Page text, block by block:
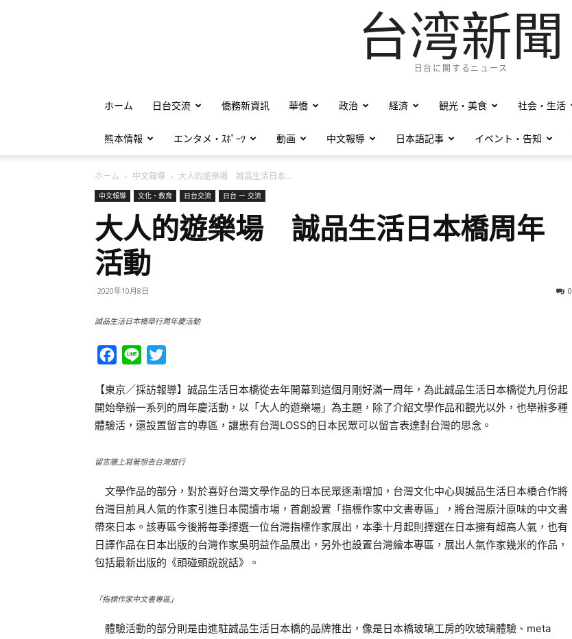
台湾新聞
日台に関するニュース
ホーム 日台交流 僑務新資訊 華僑 政治 経済 観光・美食 社会・生活
熊本情報 エンタメ・ｽﾎﾟｰﾂ 動画 中文報導 日本語記事 イベント・告知
ホーム 中文報導 大人的遊樂場 誠品生活日本...
中文報導 文化・教育 日台交流 日台 ー 交流
大人的遊樂場 誠品生活日本橋周年
活動
2020年10月8日 0
誠品生活日本橋舉行周年慶活動
Facebook
Line
【東京／採訪報導】誠品生活日本橋從去年開幕到這個月剛好滿一周年，為此誠品生活日本橋從九月份起
開始舉辦一系列的周年慶活動，以「大人的遊樂場」為主題，除了介紹文學作品和觀光以外，也舉辦多種
體驗活，還設置留言的專區，讓患有台灣LOSS的日本民眾可以留言表達對台灣的思念。
留言牆上寫著想去台灣旅行
文學作品的部分，對於喜好台灣文學作品的日本民眾逐漸增加，台灣文化中心與誠品生活日本橋合作將
台灣目前具人氣的作家引進日本閱讀市場，首創設置「指標作家中文書專區」，將台灣原汁原味的中文書
帶來日本。該專區今後將每季擇選一位台灣指標作家展出，本季十月起則擇選在日本擁有超高人氣，也有
日譯作品在日本出版的台灣作家吳明益作品展出，另外也設置台灣繪本專區，展出人氣作家幾米的作品，
包括最新出版的《頭碰頭說說話》。
「指標作家中文書專區」
體驗活動的部分則是由進駐誠品生活日本橋的品牌推出，像是日本橋玻璃工房的吹玻璃體驗、meta